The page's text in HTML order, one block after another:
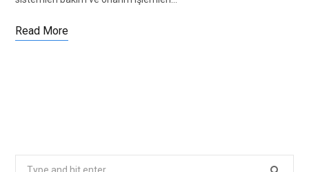
Read More